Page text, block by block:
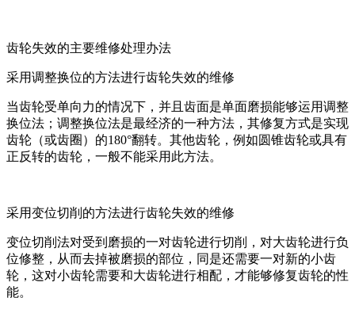
齿轮失效的主要维修处理办法
采用调整换位的方法进行齿轮失效的维修
当齿轮受单向力的情况下，并且齿面是单面磨损能够运用调整
换位法；调整换位法是最经济的一种方法，其修复方式是实现
齿轮（或齿圈）的180°翻转。其他齿轮，例如圆锥齿轮或具有
正反转的齿轮，一般不能采用此方法。
采用变位切削的方法进行齿轮失效的维修
变位切削法对受到磨损的一对齿轮进行切削，对大齿轮进行负
位修整，从而去掉被磨损的部位，同是还需要一对新的小齿
轮，这对小齿轮需要和大齿轮进行相配，才能够修复齿轮的性
能。